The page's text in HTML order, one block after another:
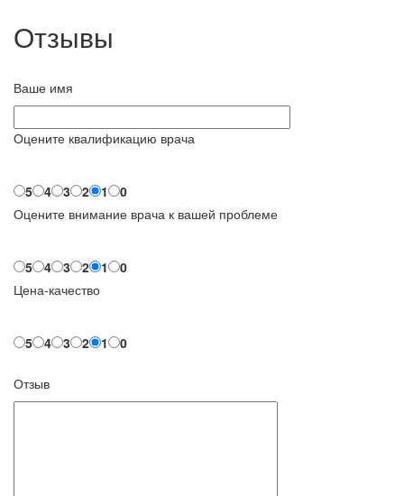
Отзывы
Ваше имя
Оцените квалификацию врача
5 4 3 2 1
0
Оцените внимание врача к вашей проблеме
5 4 3 2 1
0
Цена-качество
5 4 3 2 1 0
Отзыв